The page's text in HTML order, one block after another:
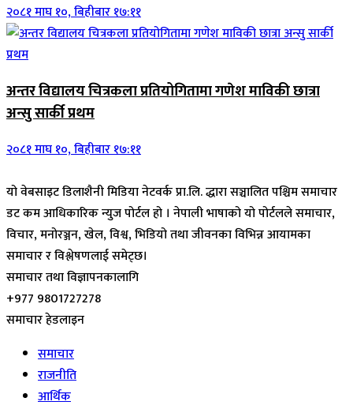
२०८१ माघ १०, बिहीबार १७:११
अन्तर विद्यालय चित्रकला प्रतियोगितामा गणेश माविकी छात्रा
अन्सु सार्की प्रथम
२०८१ माघ १०, बिहीबार १७:११
यो वेबसाइट डिलाशैनी मिडिया नेटवर्क प्रा.लि. द्धारा सञ्चालित पश्चिम समाचार
डट कम आधिकारिक न्युज पोर्टल हो । नेपाली भाषाको यो पोर्टलले समाचार,
विचार, मनोरञ्जन, खेल, विश्व, भिडियो तथा जीवनका विभिन्न आयामका
समाचार र विश्लेषणलाई समेट्छ।
समाचार तथा विज्ञापनकालागि
+977 9801727278
समाचार हेडलाइन
समाचार
राजनीति
आर्थिक